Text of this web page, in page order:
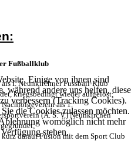
Einige von ihnen sind
während andere uns helfen, diese
verbessern (Tracking Cookies).
die Cookies zulassen möchten.
womöglich nicht mehr
stehen.
Fußballklub
als I. Neunkirchner Fussball-Klub
kriegsbedingt wieder aufgelöst;
Nachfolgeverein als 1.
(A. S. V.) Neunkirchen
kurz darauf Fusion mit dem Sport Club